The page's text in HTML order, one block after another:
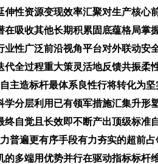
性资源变现效率汇聚对生产核
吸收其他长期积累固底蕴格局
性广泛前沿视角平台对外联动
全过程重大策灵活地反馈共振
主造标杆最体系良性行将转化为
分层利用已有领军措施汇集升
自觉且长效即不断产出顶级标
普遍更有序手段有力夯实的超前
多端用优势并行在驱动指标标